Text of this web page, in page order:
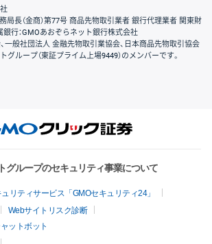
局長（金商）第77号 商品先物取引業者 銀行代理業者 関東財
銀行：GMOあおぞらネット銀行株式会社
一般社団法人 金融先物取引業協会、日本商品先物取引協会
グループ（東証プライム上場9449）のメンバーです。
グループのセキュリティ事業について
リティサービス「GMOセキュリティ24」
Webサイトリスク診断
ットボット